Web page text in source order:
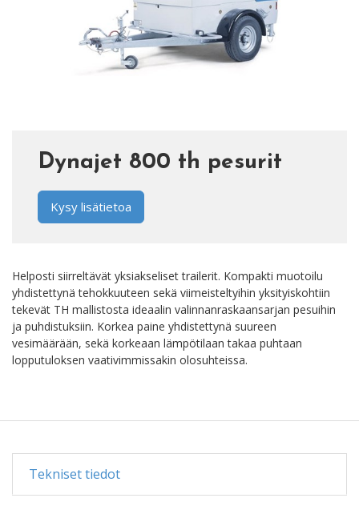
Dynajet 800 th pesurit
Kysy lisätietoa
Helposti siirreltävät yksiakseliset trailerit. Kompakti muotoilu
yhdistettynä tehokkuuteen sekä viimeisteltyihin yksityiskohtiin
tekevät TH mallistosta ideaalin valinnanraskaansarjan pesuihin
ja puhdistuksiin. Korkea paine yhdistettynä suureen
vesimäärään, sekä korkeaan lämpötilaan takaa puhtaan
lopputuloksen vaativimmissakin olosuhteissa.
Tekniset tiedot